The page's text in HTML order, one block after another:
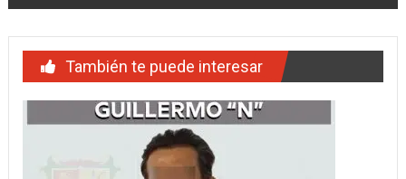
También te puede interesar